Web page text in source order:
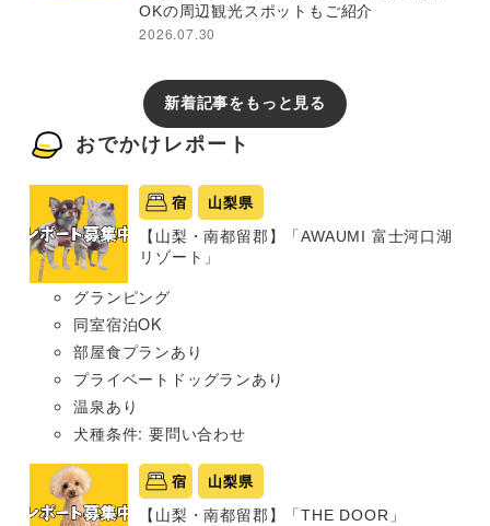
OKの周辺観光スポットもご紹介
2026.07.30
新着記事をもっと見る
おでかけレポート
宿 山梨県
【山梨・南都留郡】「AWAUMI 富士河口湖
リゾート」
グランピング
同室宿泊OK
部屋食プランあり
プライベートドッグランあり
温泉あり
犬種条件: 要問い合わせ
宿 山梨県
【山梨・南都留郡】「THE DOOR」